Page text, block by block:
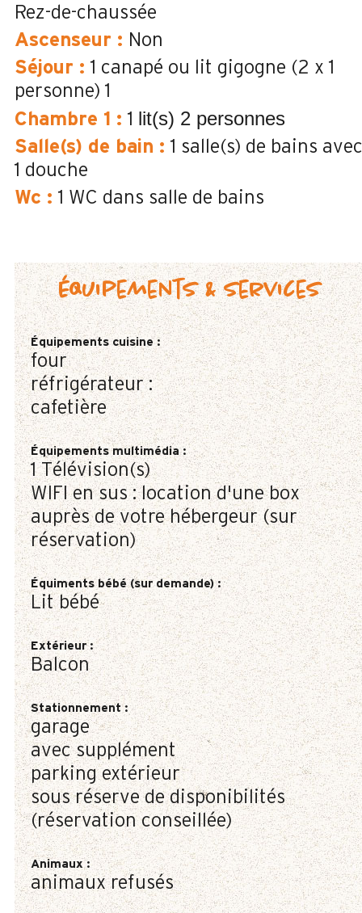
Rez-de-chaussée
Ascenseur : Non
Séjour : 1 canapé ou lit gigogne (2 x 1
personne) 1
Chambre 1 : 1 lit(s) 2 personnes
Salle(s) de bain : 1 salle(s) de bains avec
1 douche
Wc : 1 WC dans salle de bains
Équipements & services
Équipements cuisine:
four
réfrigérateur :
cafetière
Équipements multimédia:
1 Télévision(s)
WIFI en sus : location d'une box
auprès de votre hébergeur (sur
réservation)
Équiments bébé (sur demande):
Lit bébé
Extérieur:
Balcon
Stationnement:
garage
avec supplément
parking extérieur
sous réserve de disponibilités
(réservation conseillée)
Animaux:
animaux refusés